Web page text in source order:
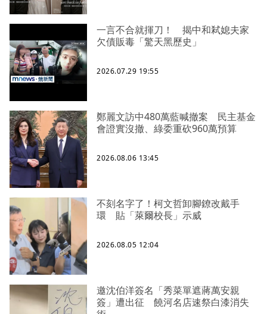
一言不合就揮刀！ 揭中和弒媳夫家
欠債販毒「驚天黑歷史」
2026.07.29 19:55
鄭麗文訪中480萬藍喊撤案 民主基金
會證實沒撤、綠委重砍960萬預算
2026.08.06 13:45
不刻名字了！柯文哲卸腳鐐改戴手
環 貼「萊爾校長」示威
2026.08.05 12:04
邀沈伯洋簽名「秀菜單遮蔣萬安親
簽」遭出征 饒河名店速祭白漆消失